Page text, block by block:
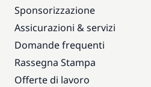
Sponsorizzazione
Assicurazioni & servizi
Domande frequenti
Rassegna Stampa
Offerte di lavoro